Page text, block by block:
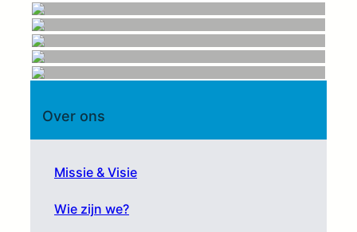
Over ons
Missie & Visie
Wie zijn we?